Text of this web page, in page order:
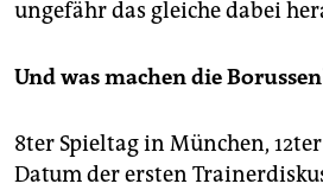
ungefähr das gleiche dabei
Und was machen die
8ter Spieltag in München, 12ter
Datum der ersten